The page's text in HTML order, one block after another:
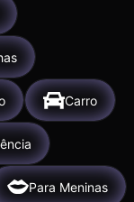
Carro
Para Meninas